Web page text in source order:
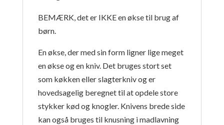
BEMÆRK, det er IKKE en økse til brug af
børn.
En økse, der med sin form ligner lige meget
en økse og en kniv. Det bruges stort set
som køkken eller slagterkniv og er
hovedsagelig beregnet til at opdele store
stykker kød og knogler. Knivens brede side
kan også bruges til knusning i madlavning